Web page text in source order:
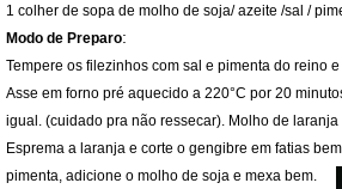
1 colher de sopa de molho de soja/ azeite /sal /
Modo de Preparo:
Tempere os filezinhos com sal e pimenta do reino
Asse em forno pré aquecido a 220°C por 20
igual. (cuidado pra não ressecar). Molho de laranja
Esprema a laranja e corte o gengibre em fatias
pimenta, adicione o molho de soja e mexa bem.